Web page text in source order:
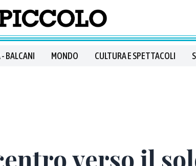
BALCANI MONDO CULTURA E SPETTACOLI
verso il